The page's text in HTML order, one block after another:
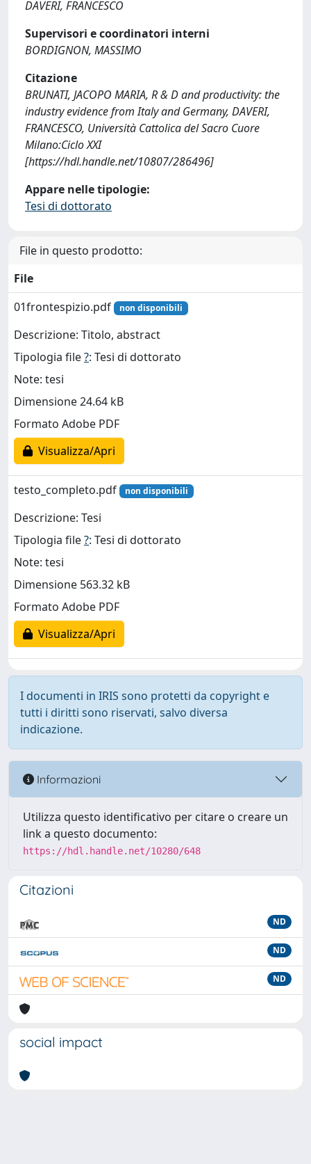
DAVERI, FRANCESCO
Supervisori e coordinatori interni
BORDIGNON, MASSIMO
Citazione
BRUNATI, JACOPO MARIA, R & D and productivity: the
industry evidence from Italy and Germany, DAVERI,
FRANCESCO, Università Cattolica del Sacro Cuore
Milano:Ciclo XXI
[https://hdl.handle.net/10807/286496]
Appare nelle tipologie:
Tesi di dottorato
File in questo prodotto:
File
01frontespizio.pdf
non disponibili
Descrizione: Titolo, abstract
Tipologia file?: Tesi di dottorato
Note: tesi
Dimensione 24.64 kB
Formato Adobe PDF
Visualizza/Apri
testo_completo.pdf non disponibili
Descrizione: Tesi
Tipologia file?: Tesi di dottorato
Note: tesi
Dimensione 563.32 kB
Formato Adobe PDF
Visualizza/Apri
I documenti in IRIS sono protetti da copyright e
tutti i diritti sono riservati, salvo diversa
indicazione.
Informazioni
Utilizza questo identificativo per citare o creare un
link a questo documento:
https://hdl.handle.net/10280/648
Citazioni
ND
ND
ND
social impact